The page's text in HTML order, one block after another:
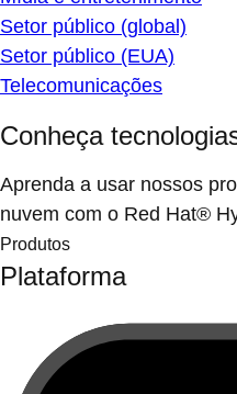
Setor público (global)
Setor público (EUA)
Telecomunicações
Conheça
Aprenda a usar nossos
nuvem com o Red Hat®
Produtos
Plataforma